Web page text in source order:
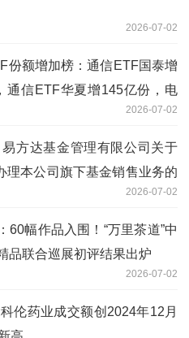
2026-07-02
份额增加榜：通信ETF国泰增
通信ETF华夏增145亿份，电
国泰份额增18倍（名单）_今
2026-07-02
方达基金管理有限公司关于
理本公司旗下基金销售业务的
2026-07-02
60幅作品入围！“万里茶道”中
品联合巡展初评结果出炉
2026-07-02
伦药业成交额创2024年12月